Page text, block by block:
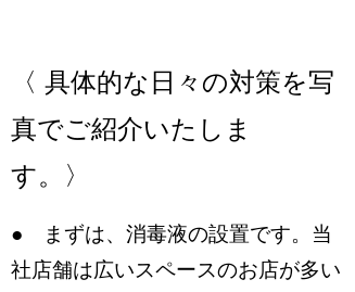
〈 具体的な日々の対策を写
真でご紹介いたしま
す。〉
● まずは、消毒液の設置です。当
社店舗は広いスペースのお店が多い